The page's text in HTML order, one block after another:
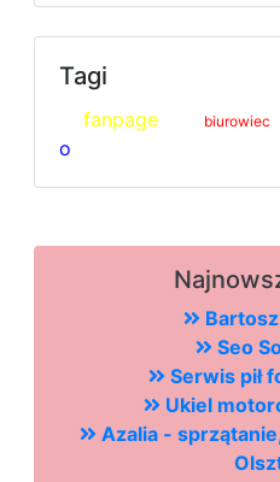
Tagi
fanpage biurowiec
o
Seo
Serwis pił
Ukiel
Azalia -